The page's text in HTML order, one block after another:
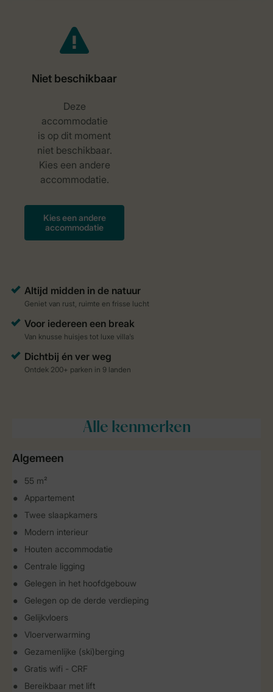
Alle kenmerken
Algemeen
55 m²
Appartement
Twee slaapkamers
Modern interieur
Houten accommodatie
Centrale ligging
Gelegen in het hoofdgebouw
Gelegen op de derde verdieping
Gelijkvloers
Vloerverwarming
Gezamenlijke (ski)berging
Gratis wifi - CRF
Bereikbaar met lift